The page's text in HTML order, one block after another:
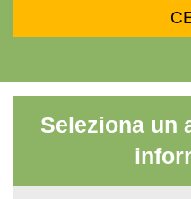
Seleziona un